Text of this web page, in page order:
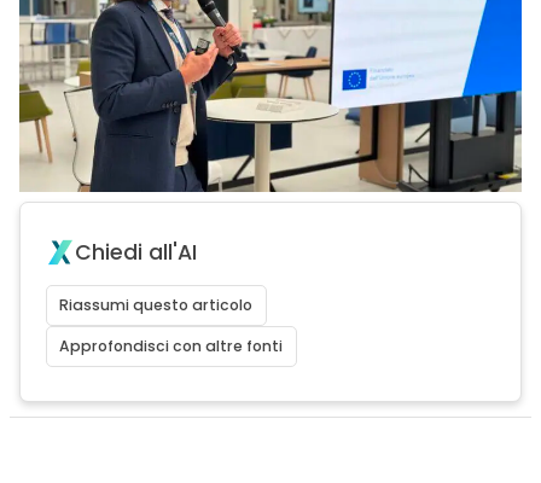
Chiedi all'AI
Riassumi questo articolo
Approfondisci con altre fonti